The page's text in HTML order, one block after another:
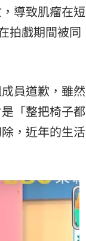
導致肌瘤在短
拍戲期間被同
員道歉，雖然
「整把椅子都
，近年的生活